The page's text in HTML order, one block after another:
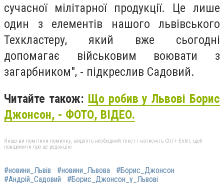
сучасної мілітарної продукції. Це лише
один з елементів нашого львівського
Техкластеру, який вже сьогодні
допомагає військовим воювати з
загарбником", - підкреслив Садовий.
Читайте також: Що робив у Львові Борис
Джонсон, - ФОТО, ВІДЕО.
Якщо ви помітили помилку, виділіть необхідний текст і натисніть Ctrl + Enter, щоб
повідомити про це редакцію
#новини_Львів #новини_Львова
#Борис_Джонсон
#Андрій_Садовий
#Борис_Джонсон_у_Львові